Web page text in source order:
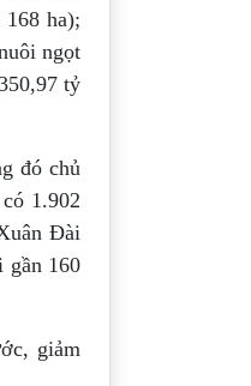
ha);
ngọt
tỷ
đó chủ
1.902
Đài
gần 160
giảm